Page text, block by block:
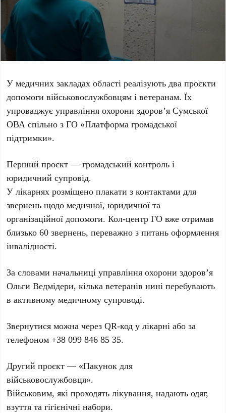
У медичних закладах області реалізують два проєкти
допомоги військовослужбовцям і ветеранам. Їх
упроваджує управління охорони здоров’я Сумської
ОВА спільно з ГО «Платформа громадської
підтримки».
Перший проєкт — громадський контроль і
юридичний супровід.
У лікарнях розміщено плакати з контактами для
звернень щодо медичної, юридичної та
організаційної допомоги. Кол-центр ГО вже отримав
близько 60 звернень, переважно з питань оформлення
інвалідності.
За словами начальниці управління охорони здоров’я
Ольги Ведмідери, кілька ветеранів нині перебувають
в активному медичному супроводі.
Звернутися можна через QR-код у лікарні або за
телефоном +38 099 846 85 35.
Другий проєкт — «Пакунок для
військовослужбовця».
Військовим, які проходять лікування, надають одяг,
взуття та гігієнічні набори.